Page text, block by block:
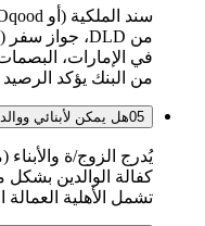
من البنك يؤكد الرصيد
05هل يمكن لأبنائي
يُدرج الزوج/ة
تشمل الأهلية العمالة